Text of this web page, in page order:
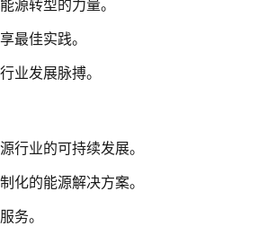
源转型的力量。
最佳实践。
业发展脉搏。
行业的可持续发展。
化的能源解决方案。
务。